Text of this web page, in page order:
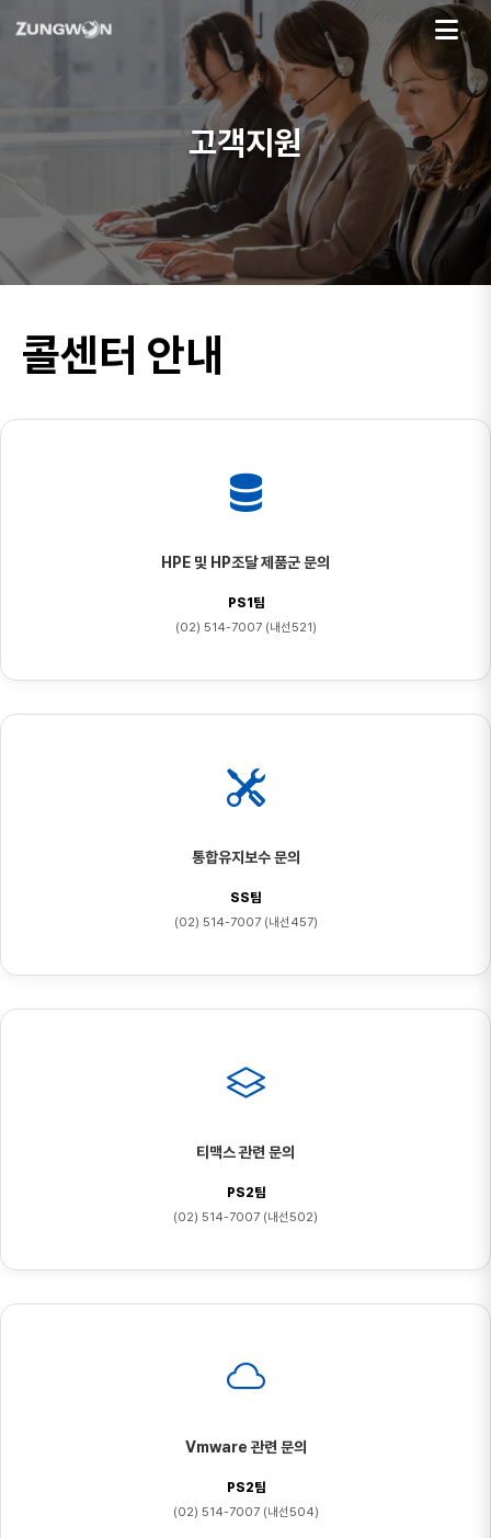
고객지원
콜센터 안내
HPE 및 HP조달 제품군 문의
PS1팀
(02) 514-7007 (내선521)
통합유지보수 문의
SS팀
(02) 514-7007 (내선457)
티맥스 관련 문의
PS2팀
(02) 514-7007 (내선502)
Vmware 관련 문의
PS2팀
(02) 514-7007 (내선504)